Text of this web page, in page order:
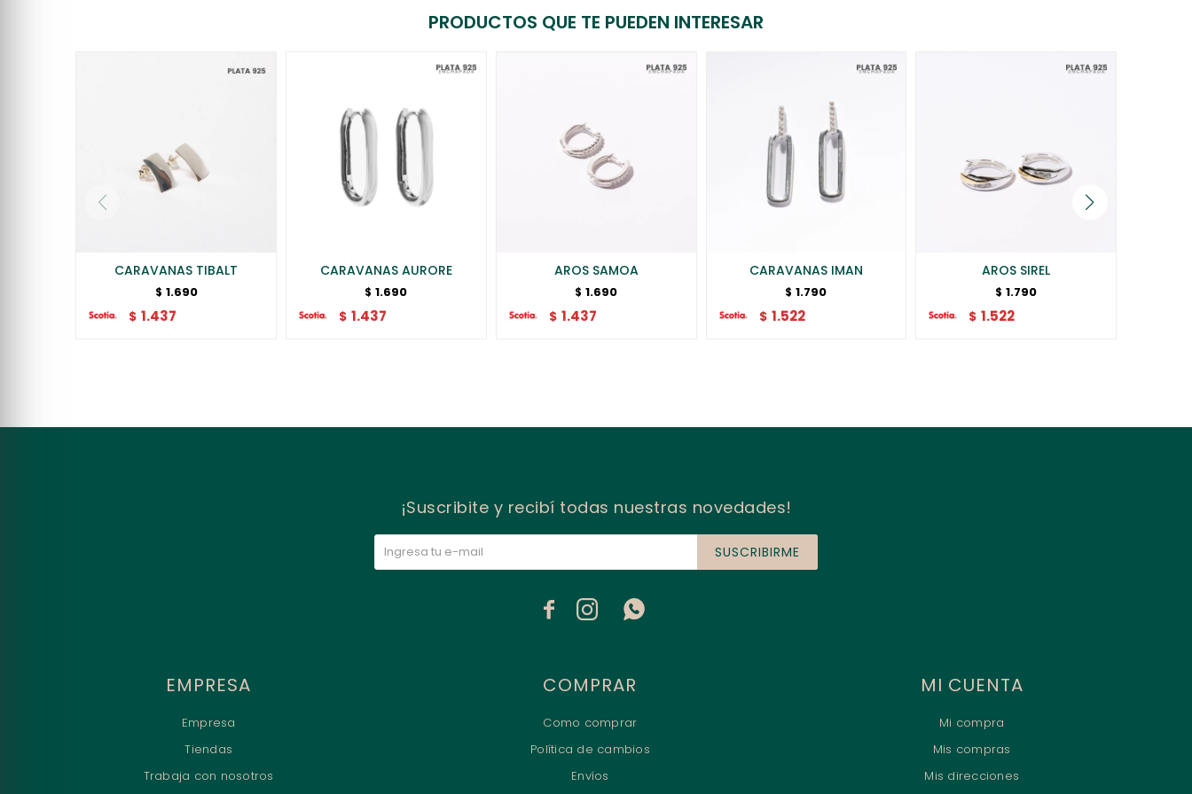
PRODUCTOS QUE TE PUEDEN INTERESAR
CARAVANAS TIBALT
$ 1.690
$ 1.437
CARAVANAS AURORE
$ 1.690
$ 1.437
AROS SAMOA
$ 1.690
$ 1.437
CARAVANAS IMAN
$ 1.790
$ 1.522
AROS SIREL
$ 1.790
$ 1.522
EMPRESA
Empresa
Tiendas
Trabaja con nosotros
COMPRAR
Como comprar
Política de cambios
Envíos
MI CUENTA
Mi compra
Mis compras
Mis direcciones
¡Suscribite y recibí todas nuestras novedades!
SUSCRIBIRME
  